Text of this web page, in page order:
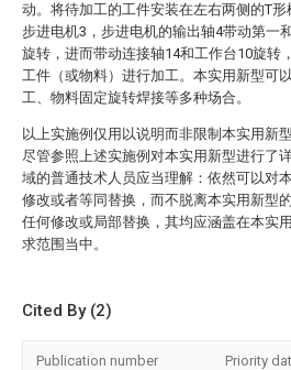
动。将待加工的工件安装在左右两侧的T形
步进电机3，步进电机的输出轴4带动第一
旋转，进而带动连接轴14和工作台10旋转
工件（或物料）进行加工。本实用新型可
工、物料固定旋转焊接等多种场合。
以上实施例仅用以说明而非限制本实用新
尽管参照上述实施例对本实用新型进行了
域的普通技术人员应当理解：依然可以对
修改或者等同替换，而不脱离本实用新型
任何修改或局部替换，其均应涵盖在本实
求范围当中。
Cited By (2)
Publication number Priority